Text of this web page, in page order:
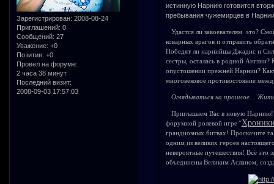
Зарегистрирован: 2008-08-24
Приглашений: 0
Сообщений: 27
Уважение: +0
Позитив: +0
Провел на форуме:
2 часа 38 минут
Последний визит:
2008-09-03 17:57:03
истинную Нарнию готовится
пребывания чужемирцев в
Удастся ли завоевателям это?
коварных врагов и отправить
Победят ли нарнийцы Джадис и
сестры, осталась в родной
опустошении прежней Нарнии?
многовековое противостояние
Оглядываться на прошлое…
Приглашаем Вас в новую Нарнию!
форумной ролевой игре ˝
грандиозных битвах! Проскачите
одним из великих героев
невероятные путешествия! Всё
объединены Великим Асланом,